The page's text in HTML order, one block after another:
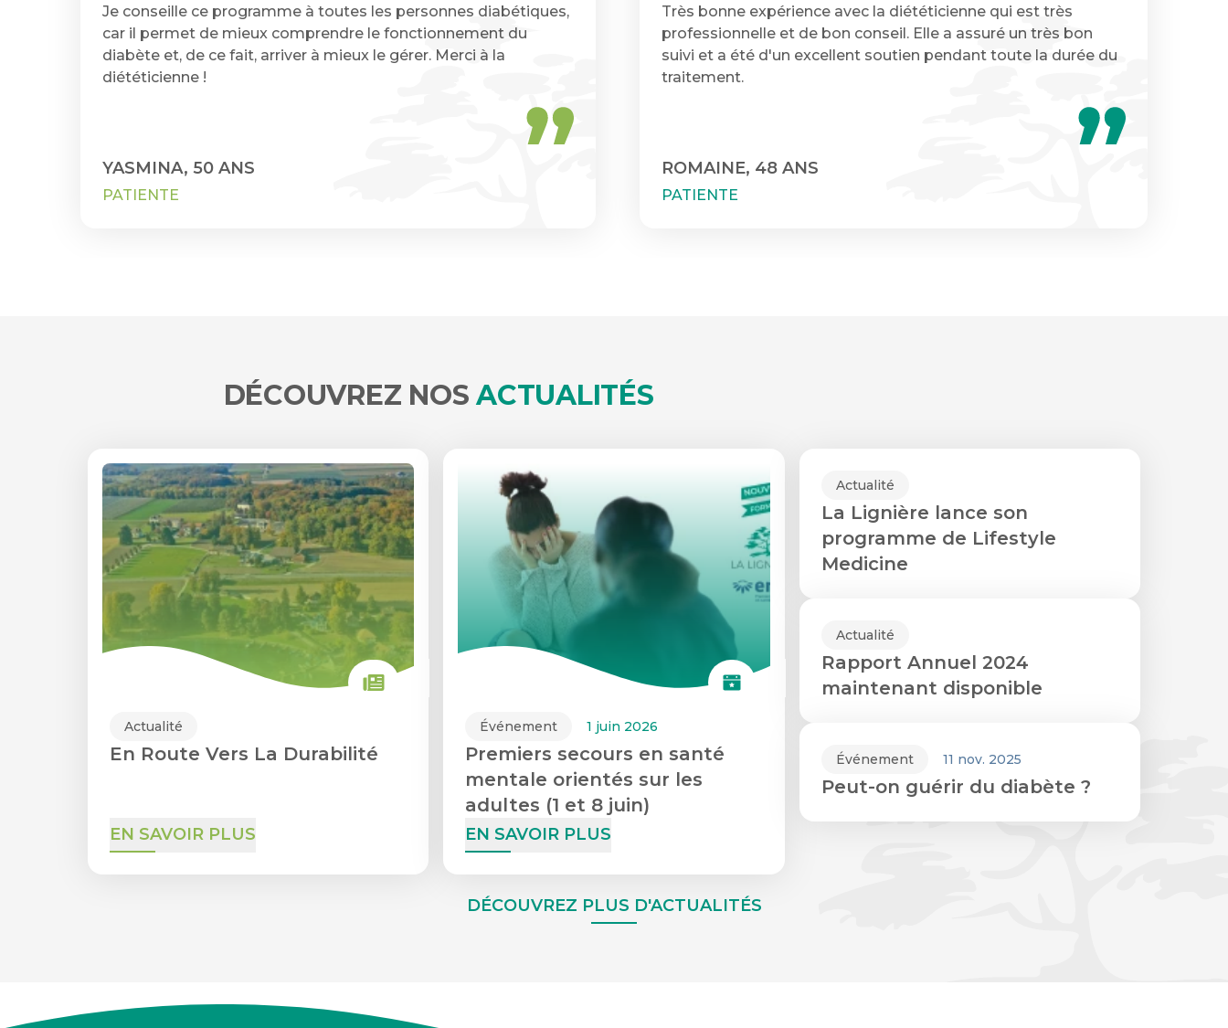
Je conseille ce programme à toutes les personnes diabétiques,
car il permet de mieux comprendre le fonctionnement du
diabète et, de ce fait, arriver à mieux le gérer. Merci à la
diététicienne !
YASMINA, 50 ANS
PATIENTE
Très bonne expérience avec la diététicienne qui est très
professionnelle et de bon conseil. Elle a assuré un très bon
suivi et a été d'un excellent soutien pendant toute la durée du
traitement.
ROMAINE, 48 ANS
PATIENTE
DÉCOUVREZ NOS ACTUALITÉS
Actualité
En Route Vers La Durabilité
EN SAVOIR PLUS
Événement 1 juin 2026
Premiers secours en santé
mentale orientés sur les
adultes (1 et 8 juin)
EN SAVOIR PLUS
Actualité
La Lignière lance son
programme de Lifestyle
Medicine
Actualité
Rapport Annuel 2024
maintenant disponible
Événement 11 nov. 2025
Peut-on guérir du diabète ?
DÉCOUVREZ PLUS D'ACTUALITÉS